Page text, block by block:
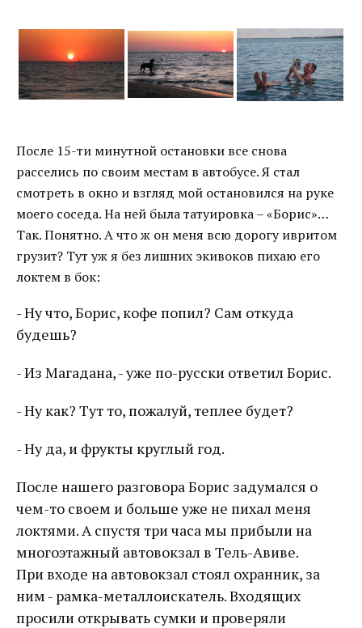
После 15-ти минутной остановки все снова
расселись по своим местам в автобусе. Я стал
смотреть в окно и взгляд мой остановился на руке
моего соседа. На ней была татуировка – «Борис»…
Так. Понятно. А что ж он меня всю дорогу ивритом
грузит? Тут уж я без лишних экивоков пихаю его
локтем в бок:
- Ну что, Борис, кофе попил? Сам откуда
будешь?
- Из Магадана, - уже по-русски ответил Борис.
- Ну как? Тут то, пожалуй, теплее будет?
- Ну да, и фрукты круглый год.
После нашего разговора Борис задумался о
чем-то своем и больше уже не пихал меня
локтями. А спустя три часа мы прибыли на
многоэтажный автовокзал в Тель-Авиве.
При входе на автовокзал стоял охранник, за
ним - рамка-металлоискатель. Входящих
просили открывать сумки и проверяли